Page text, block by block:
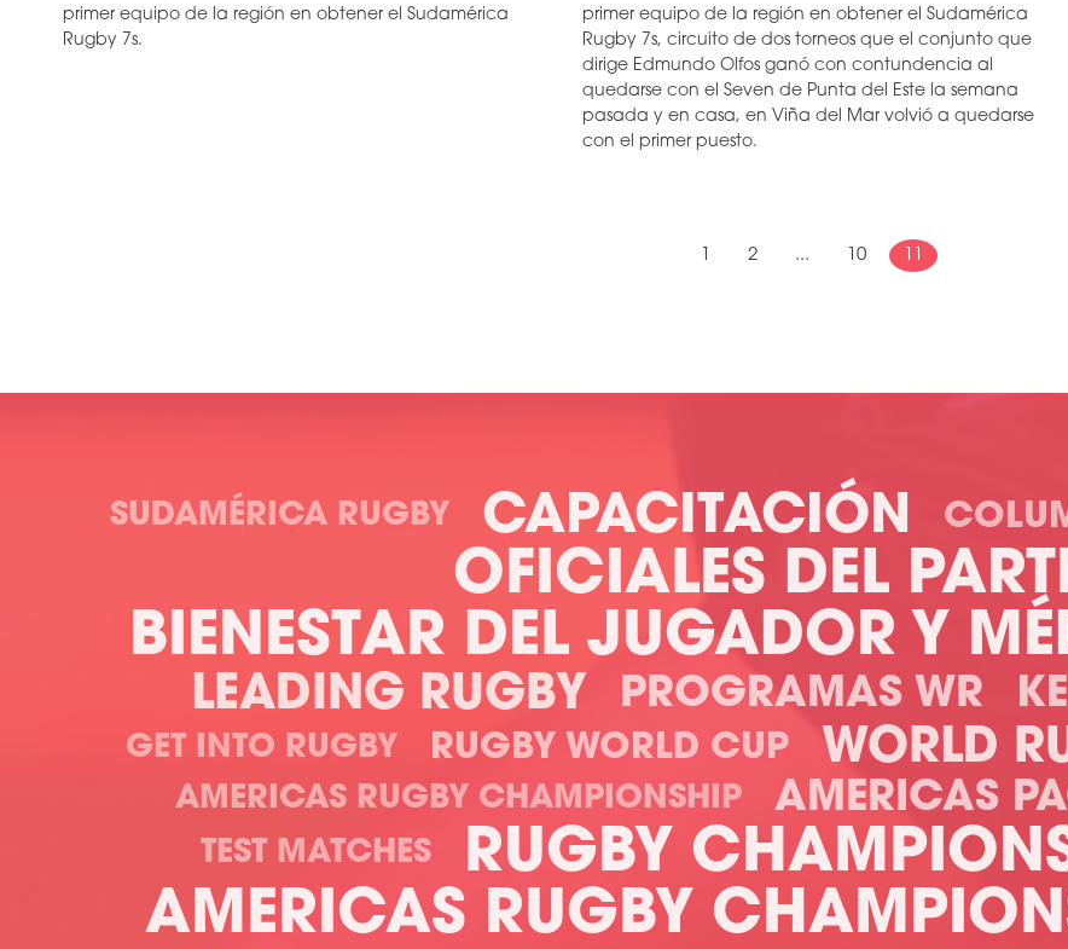
primer equipo de la región en obtener el Sudamérica
Rugby 7s.
primer equipo de la región en obtener el Sudamérica
Rugby 7s, circuito de dos torneos que el conjunto que
dirige Edmundo Olfos ganó con contundencia al
quedarse con el Seven de Punta del Este la semana
pasada y en casa, en Viña del Mar volvió a quedarse
con el primer puesto.
2 ... 10
SUDAMÉRICA RUGBY CAPACITACIÓN
OFICIALES DEL
BIENESTAR DEL JUGADOR Y
LEADING RUGBY
PROGRAMAS WR
GET INTO RUGBY RUGBY WORLD CUP WORLD
AMERICAS RUGBY CHAMPIONSHIP AMERICAS
TEST MATCHES RUGBY
AMERICAS RUGBY